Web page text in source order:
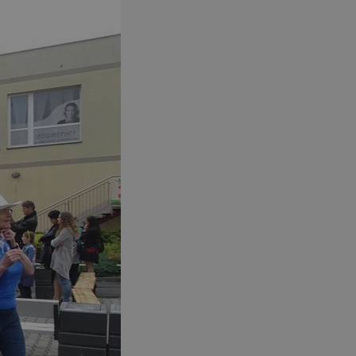
sesji.
sesji.
sesji.
ludzi i
internetowej,
raportów
internetowej.
identyfikatora
obsługuje
optymalizacji
przechowywania
do usług
użytkownik
lub reklamy.
o zgodzie
dotyczących
z witryny.
prywatności
przestrzeganie